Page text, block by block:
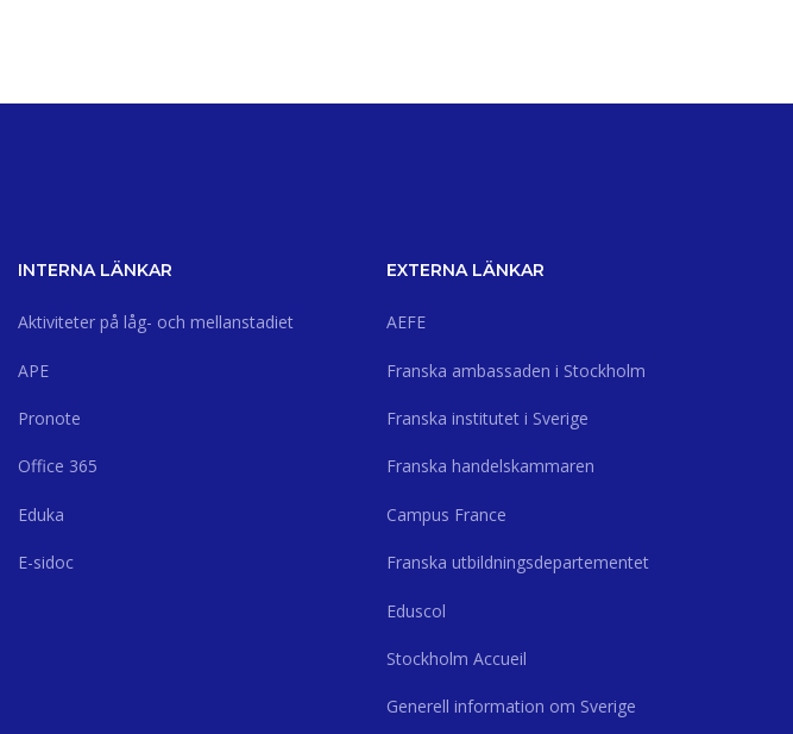
INTERNA LÄNKAR
Aktiviteter på låg- och mellanstadiet
APE
Pronote
Office 365
Eduka
E-sidoc
EXTERNA LÄNKAR
AEFE
Franska ambassaden i Stockholm
Franska institutet i Sverige
Franska handelskammaren
Campus France
Franska utbildningsdepartementet
Eduscol
Stockholm Accueil
Generell information om Sverige